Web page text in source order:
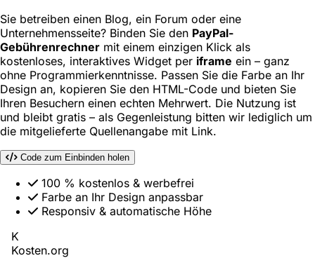
Sie betreiben einen Blog, ein Forum oder eine
Unternehmens­seite? Binden Sie den PayPal-
Gebührenrechner mit einem einzigen Klick als
kostenloses, interaktives Widget per iframe ein – ganz
ohne Programmierkenntnisse. Passen Sie die Farbe an Ihr
Design an, kopieren Sie den HTML-Code und bieten Sie
Ihren Besuchern einen echten Mehrwert. Die Nutzung ist
und bleibt gratis – als Gegenleistung bitten wir lediglich um
die mitgelieferte Quellenangabe mit Link.
Code zum Einbinden holen
100 % kostenlos & werbefrei
Farbe an Ihr Design anpassbar
Responsiv & automatische Höhe
K
Kosten.org